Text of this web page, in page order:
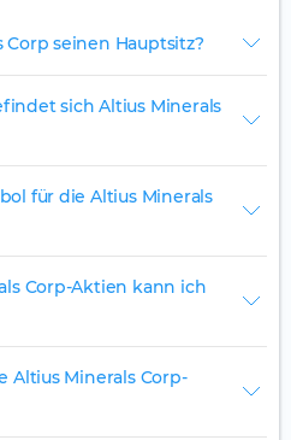
seinen Hauptsitz?
sich Altius Minerals
für die Altius Minerals
Corp-Aktien kann ich
Altius Minerals Corp-